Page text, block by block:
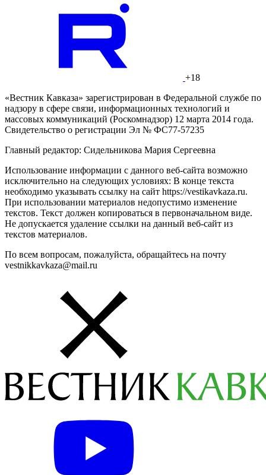
+18
«Вестник Кавказа» зарегистрирован в Федеральной службе по
надзору в сфере связи, информационных технологий и
массовых коммуникаций (Роскомнадзор) 12 марта 2014 года.
Свидетельство о регистрации Эл № ФС77-57235
Главный редактор: Сидельникова Мария Сергеевна
Использование информации с данного веб-сайта возможно
исключительно на следующих условиях: В конце текста
необходимо указывать ссылку на сайт https://vestikavkaza.ru.
При использовании материалов недопустимо изменение
текстов. Текст должен копироваться в первоначальном виде.
Не допускается удаление ссылки на данный веб-сайт из
текстов материалов.
По всем вопросам, пожалуйста, обращайтесь на почту
vestnikkavkaza@mail.ru